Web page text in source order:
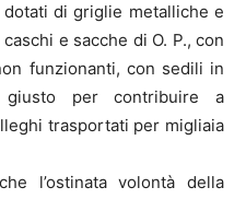
di griglie metalliche e
e sacche di O. P., con
funzionanti, con sedili in
per contribuire a
trasportati per migliaia
l’ostinata volontà della